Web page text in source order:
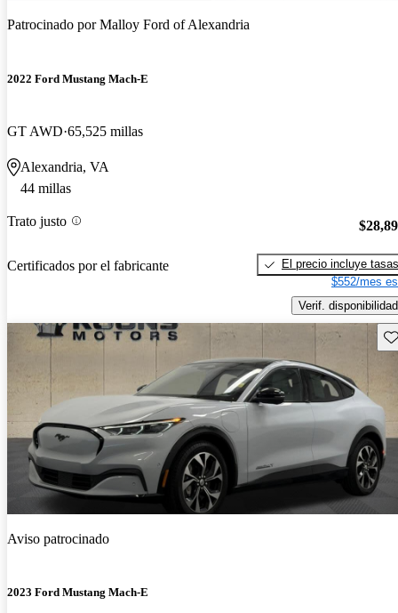
Patrocinado porMalloy Ford of Alexandria
2022 Ford Mustang Mach-E
GT AWD 65,525 millas
Alexandria, VA
44 millas
Trato justo
Certificados por el fabricante
El precio incluye tasas
$552/mes
Verif. disponibilidad
Aviso patrocinado
2023 Ford Mustang Mach-E